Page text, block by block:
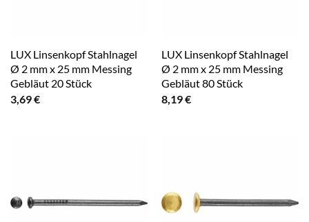
LUX Linsenkopf Stahlnagel
Ø 2 mm x 25 mm Messing
Gebläut 20 Stück
3,69€
LUX Linsenkopf Stahlnagel
Ø 2 mm x 25 mm Messing
Gebläut 80 Stück
8,19€